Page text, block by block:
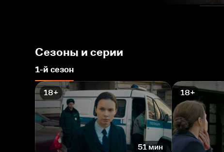
Сезоны и серии
1-й сезон
18+
51 мин
18+